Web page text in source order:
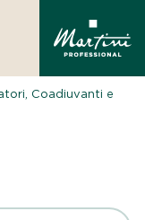
Coadiuvanti e